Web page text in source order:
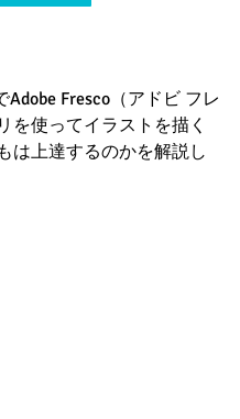
Adobe Fresco（アドビ フレ
を使ってイラストを描く
は上達するのかを解説し